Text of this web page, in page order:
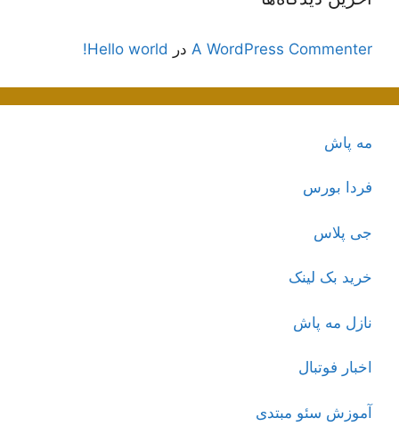
A WordPress Commenter در Hello world!
مه پاش
فردا بورس
جی پلاس
خرید بک لینک
نازل مه پاش
اخبار فوتبال
آموزش سئو مبتدی